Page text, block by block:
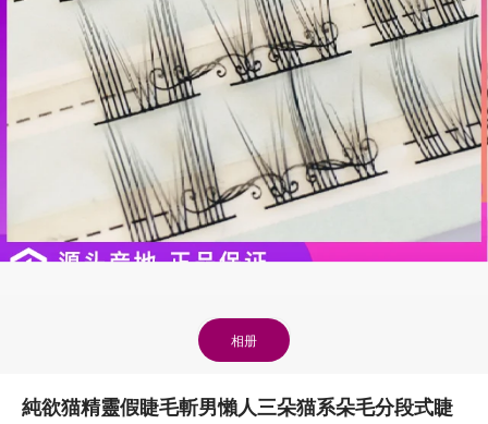
相册
純欲猫精靈假睫毛斬男懶人三朵猫系朵毛分段式睫